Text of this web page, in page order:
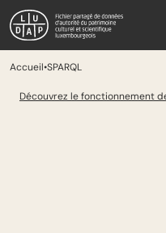
Aller à la recherche
SPARQL
Accueil•SPARQL
Découvrez le fonctionnement